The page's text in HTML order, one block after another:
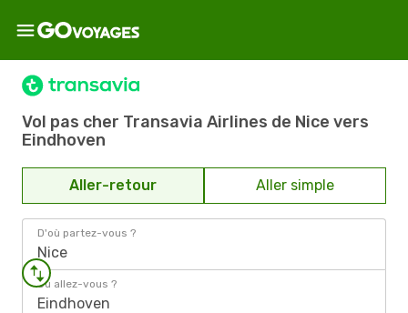
Vol pas cher Transavia Airlines de Nice vers
Eindhoven
Aller-retour Aller simple
D'où partez-vous ?
Nice
Où allez-vous ?
Eindhoven